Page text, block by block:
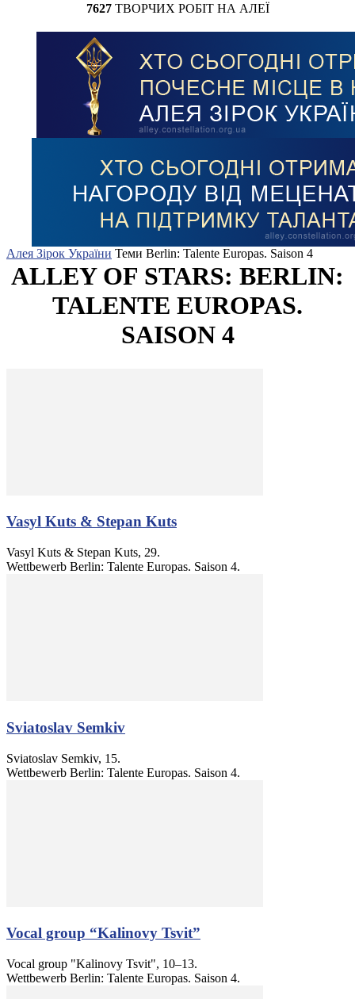
7627ТВОРЧИХ РОБІТ НА АЛЕЇ
Алея Зірок України Теми Berlin: Talente Europas. Saison 4
ALLEY OF STARS: BERLIN:
TALENTE EUROPAS.
SAISON 4
Vasyl Kuts & Stepan Kuts
Vasyl Kuts & Stepan Kuts, 29.
Wettbewerb Berlin: Talente Europas. Saison 4.
Sviatoslav Semkiv
Sviatoslav Semkiv, 15.
Wettbewerb Berlin: Talente Europas. Saison 4.
Vocal group “Kalinovy Tsvit”
Vocal group "Kalinovy Tsvit", 10–13.
Wettbewerb Berlin: Talente Europas. Saison 4.